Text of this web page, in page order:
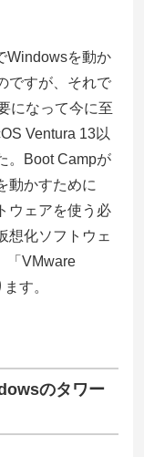
Windowsを動か
ですが、それで
になって今に至
Ventura 13以
。Boot Campが
動かすために
ウェアを使う必
想化ソフトウェ
「VMware
す。
のタワー